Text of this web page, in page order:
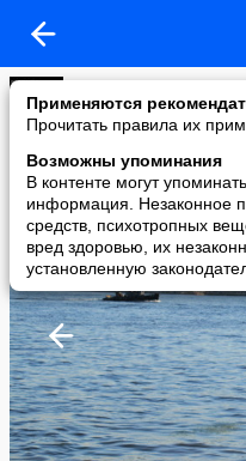
Применяются
Прочитать правила их
Возможны упоминания
В контенте могут
информация. Незаконное
средств, психотропных
вред здоровью, их
установленную
SELMARION
added a photo
22 Aug в 01:49